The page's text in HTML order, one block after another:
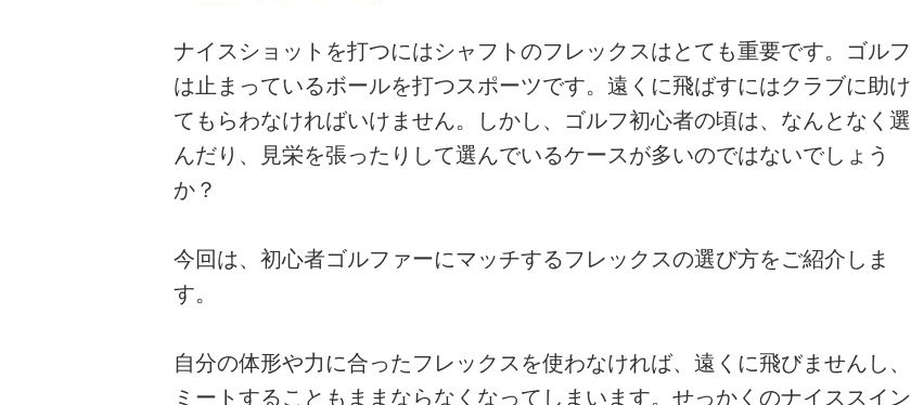
ナイスショットを打つにはシャフトのフレックスはとても重要です。ゴルフ
は止まっているボールを打つスポーツです。遠くに飛ばすにはクラブに助け
てもらわなければいけません。しかし、ゴルフ初心者の頃は、なんとなく選
んだり、見栄を張ったりして選んでいるケースが多いのではないでしょう
か？
今回は、初心者ゴルファーにマッチするフレックスの選び方をご紹介しま
す。
自分の体形や力に合ったフレックスを使わなければ、遠くに飛びませんし、
ミートすることもままならなくなってしまいます。せっかくのナイススイン